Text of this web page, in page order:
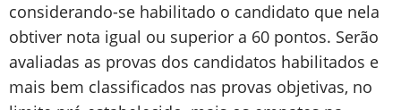
considerando-se habilitado o candidato que nela
obtiver nota igual ou superior a 60 pontos. Serão
avaliadas as provas dos candidatos habilitados e
mais bem classificados nas provas objetivas, no